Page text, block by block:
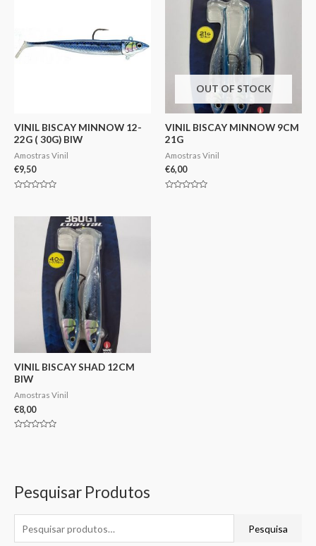
Pesquisar Produtos
Pesquisa
VINIL BISCAY MINNOW 12-
22G ( 30G) BIW
Amostras Vinil
€9,50
5
OUT OF STOCK
VINIL BISCAY MINNOW 9CM
21G
Amostras Vinil
€6,00
VINIL BISCAY SHAD 12CM
BIW
Amostras Vinil
€8,00